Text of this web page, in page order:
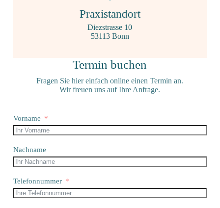
Praxistandort
Diezstrasse 10
53113 Bonn
Termin buchen
Fragen Sie hier einfach online einen Termin an.
Wir freuen uns auf Ihre Anfrage.
Vorname
Nachname
Telefonnummer